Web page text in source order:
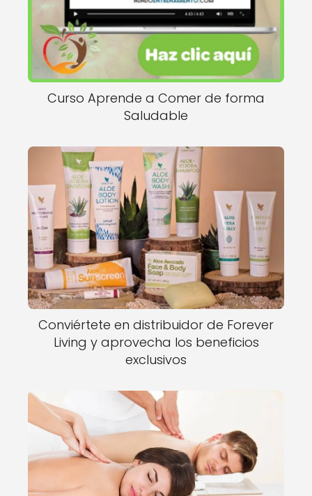
Curso Aprende a Comer de forma
Saludable
Conviértete en distribuidor de Forever
Living y aprovecha los beneficios
exclusivos